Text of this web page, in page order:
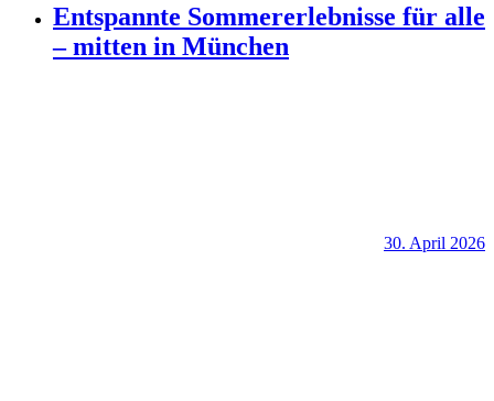
Entspannte Sommererlebnisse für alle
– mitten in München
30. April 2026